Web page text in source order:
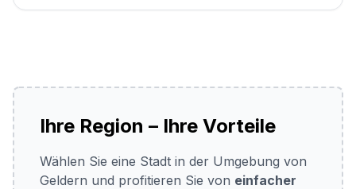
Ihre Region – Ihre Vorteile
Wählen Sie eine Stadt in der Umgebung von
Geldern und profitieren Sie von einfacher